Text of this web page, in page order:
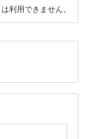
利用できません。